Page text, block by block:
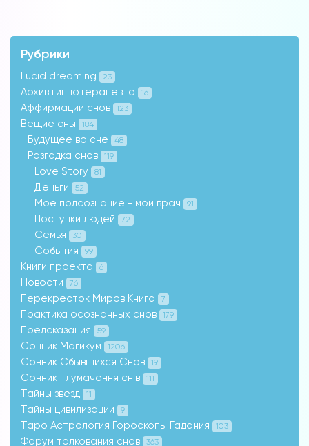
Рубрики
Lucid dreaming 23
Архив гипнотерапевта 16
Аффирмации снов 123
Вещие сны 184
Будущее во сне 48
Разгадка снов 119
Love Story 81
Деньги 52
Моё подсознание - мой врач 91
Поступки людей 72
Семья 30
События 99
Книги проекта 6
Новости 76
Перекресток Миров Книга 7
Практика осознанных снов 179
Предсказания 59
Сонник Магикум 1206
Сонник Сбывшихся Снов 19
Сонник тлумачення снів 111
Тайны звёзд 11
Тайны цивилизации 9
Таро Астрология Гороскопы Гадания 103
Форум толкования снов 363